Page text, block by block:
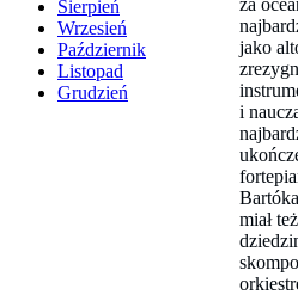
Sierpień
Wrzesień
Październik
Listopad
Grudzień
jako
i
miał